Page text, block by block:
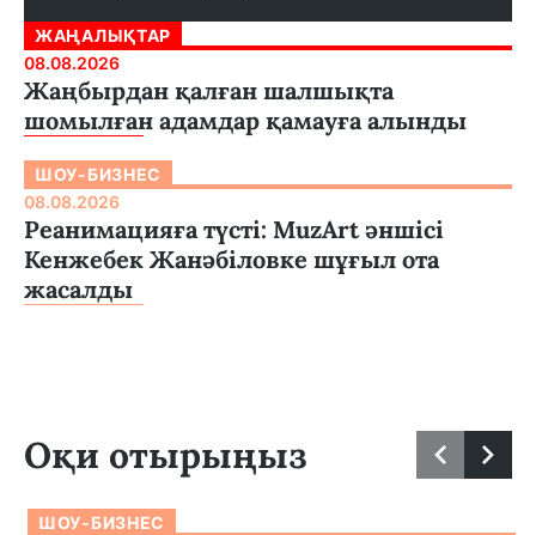
ЖАҢАЛЫҚТАР
08.08.2026
Жаңбырдан қалған шалшықта
шомылған адамдар қамауға алынды
ШОУ-БИЗНЕС
08.08.2026
Реанимацияға түсті: MuzArt әншісі
Кенжебек Жанәбіловке шұғыл ота
жасалды
Оқи отырыңыз
ШОУ-БИЗНЕС